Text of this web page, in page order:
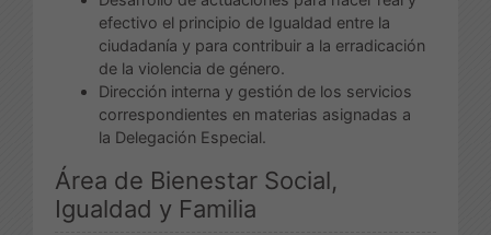
efectivo el principio de Igualdad entre la
ciudadanía y para contribuir a la erradicación
de la violencia de género.
Dirección interna y gestión de los servicios
correspondientes en materias asignadas a
la Delegación Especial.
Área de Bienestar Social,
Igualdad y Familia